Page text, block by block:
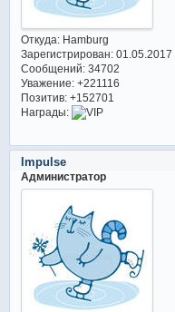
Откуда:Hamburg
Зарегистрирован: 01.05.2017
Сообщений:34702
Уважение: +221116
Позитив: +152701
Награды:
Impulse
Администратор